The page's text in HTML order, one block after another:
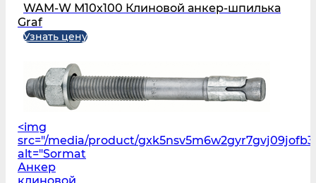
WAM-W М10х100 Клиновой анкер-шпилька
Graf
Узнать цену
<img
src="/media/product/
alt="Sormat
Анкер